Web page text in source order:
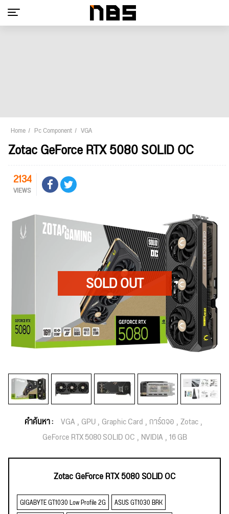
Home Pc Component VGA
Zotac GeForce RTX 5080 SOLID OC
2134
VIEWS
คำค้นหา : VGA GPU Graphic Card การ์ดจอ Zotac
GeForce RTX 5080 SOLID OC NVIDIA 16 GB
Zotac GeForce RTX 5080 SOLID OC
GIGABYTE GT1030 Low Profile 2G
ASUS GT1030 BRK